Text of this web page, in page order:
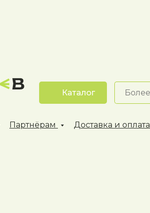
Каталог
Партнёрам Доставка и оплата